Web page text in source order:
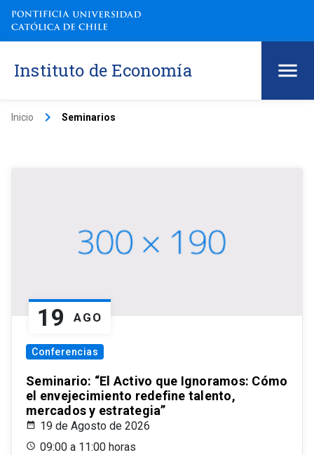
Instituto de Economía
Inicio keyboard_arrow_right Seminarios
19 AGO
Conferencias
Seminario: “El Activo que Ignoramos: Cómo
el envejecimiento redefine talento,
mercados y estrategia”
19 de Agosto de 2026
09:00 a 11:00 horas